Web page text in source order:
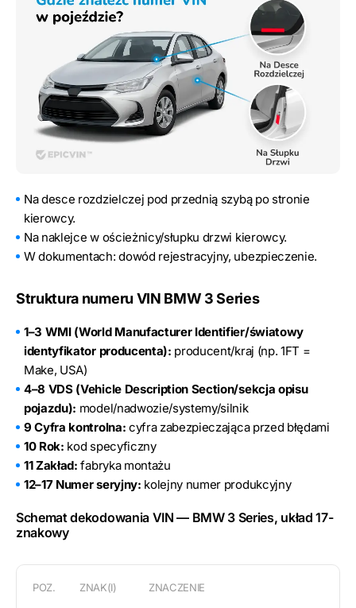
Na desce rozdzielczej pod przednią szybą po stronie
kierowcy.
Na naklejce w ościeżnicy/słupku drzwi kierowcy.
W dokumentach: dowód rejestracyjny, ubezpieczenie.
Struktura numeru VIN BMW 3 Series
1–3 WMI (World Manufacturer Identifier/światowy
identyfikator producenta): producent/kraj (np. 1FT =
Make, USA)
4–8 VDS (Vehicle Description Section/sekcja opisu
pojazdu): model/nadwozie/systemy/silnik
9 Cyfra kontrolna: cyfra zabezpieczająca przed błędami
10 Rok: kod specyficzny
11 Zakład: fabryka montażu
12–17 Numer seryjny: kolejny numer produkcyjny
Schemat dekodowania VIN — BMW 3 Series, układ 17-
znakowy
POZ. ZNAK(I) ZNACZENIE